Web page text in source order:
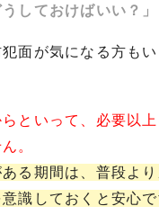
しておけばいい？」
面が気になる方も
といって、必要以
。
る期間は、普段よ
識しておくと安心で